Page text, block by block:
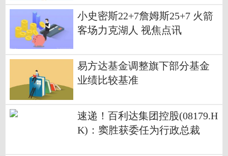
小史密斯22+7詹姆斯25+7 火箭
客场力克湖人 视焦点讯
易方达基金调整旗下部分基金
业绩比较基准
速递！百利达集团控股(08179.H
K)：窦胜获委任为行政总裁